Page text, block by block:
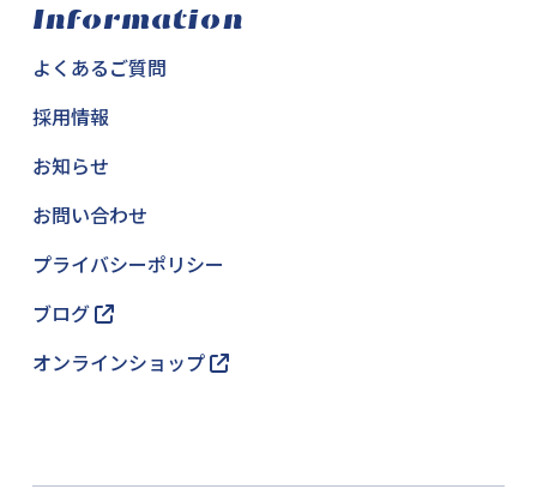
Information
よくあるご質問
採用情報
お知らせ
お問い合わせ
プライバシーポリシー
ブログ
オンラインショップ